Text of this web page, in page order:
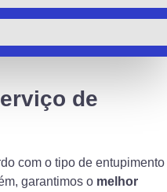
de
com o tipo de entupimento
garantimos o melhor